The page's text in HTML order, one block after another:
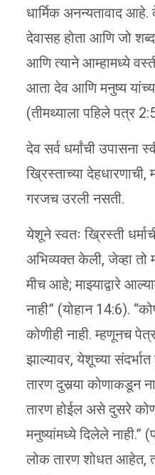
धार्मिक अनन्यतावाद आहे.
देवासह होता आणि जो
आणि त्याने आम्हामध्ये
आता देव आणि मनुष्य
(तीमथ्याला पहिले पत्र
देव सर्व धर्मांची उपासना
ख्रिस्ताच्या
गरजच उरली नसती.
येशूने स्वतः ख्रिस्ती
अभिव्यक्त केली, जेव्हा तो
मीच आहे; माझ्याद्वारे
नाही” (योहान 14:6).
कोणीही नाही. म्हणूनच
झाल्यावर, येशूच्या
तारण दुसर्‍या
तारण होईल असे दुसरे
मनुष्यांमध्ये दिलेले नाही.”
लोक तारण शोधत आहेत,